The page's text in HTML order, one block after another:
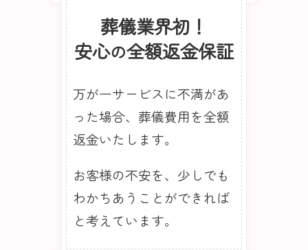
葬儀業界初！
安心の全額返金保証
万が一サービスに不満があ
った場合、葬儀費用を全額
返金いたします。
お客様の不安を、少しでも
わかちあうことができれば
と考えています。